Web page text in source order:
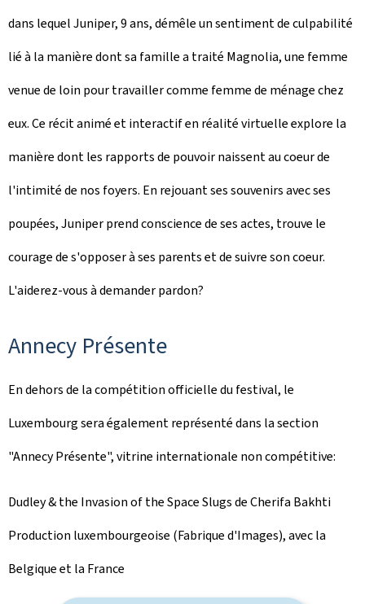
dans lequel Juniper, 9 ans, démêle un sentiment de culpabilité
lié à la manière dont sa famille a traité Magnolia, une femme
venue de loin pour travailler comme femme de ménage chez
eux. Ce récit animé et interactif en réalité virtuelle explore la
manière dont les rapports de pouvoir naissent au coeur de
l'intimité de nos foyers. En rejouant ses souvenirs avec ses
poupées, Juniper prend conscience de ses actes, trouve le
courage de s'opposer à ses parents et de suivre son coeur.
L'aiderez-vous à demander pardon?
Annecy Présente
En dehors de la compétition officielle du festival, le
Luxembourg sera également représenté dans la section
"Annecy Présente", vitrine internationale non compétitive:
Dudley & the Invasion of the Space Slugsde Cherifa Bakhti
Production luxembourgeoise (Fabrique d'Images), avec la
Belgique et la France